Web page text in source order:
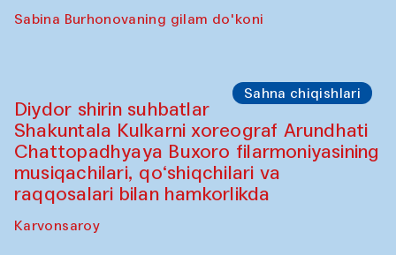
Sabina Burhonovaning gilam do'koni
Sahna chiqishlari
Diydor shirin suhbatlar
Shakuntala Kulkarni xoreograf Arundhati
Chattopadhyaya Buxoro filarmoniyasining
musiqachilari, qo‘shiqchilari va
raqqosalari bilan hamkorlikda
Karvonsaroy